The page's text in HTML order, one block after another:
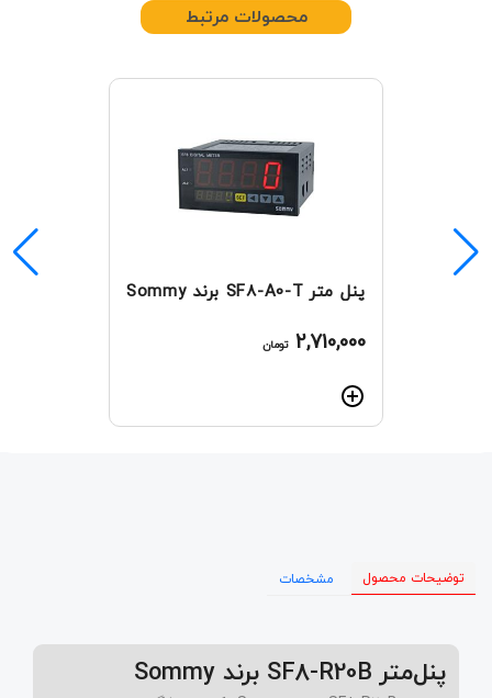
محصولات مرتبط
پنل‌ متر SF8-A0-T برند Sommy
2,710,000 تومان
توضیحات محصول مشخصات
پنل‌متر SF8-R20B برند Sommy